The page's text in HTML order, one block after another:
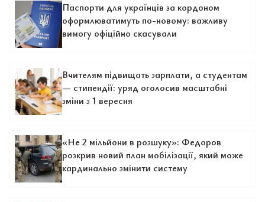
Паспорти для українців за кордоном
оформлюватимуть по-новому: важливу
вимогу офіційно скасували
Вчителям підвищать зарплати, а студентам
— стипендії: уряд оголосив масштабні
зміни з 1 вересня
«Не 2 мільйони в розшуку»: Федоров
розкрив новий план мобілізації, який може
кардинально змінити систему